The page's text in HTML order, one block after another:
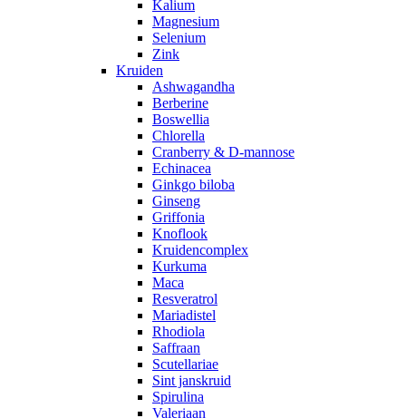
Kalium
Magnesium
Selenium
Zink
Kruiden
Ashwagandha
Berberine
Boswellia
Chlorella
Cranberry & D-mannose
Echinacea
Ginkgo biloba
Ginseng
Griffonia
Knoflook
Kruidencomplex
Kurkuma
Maca
Resveratrol
Mariadistel
Rhodiola
Saffraan
Scutellariae
Sint janskruid
Spirulina
Valeriaan